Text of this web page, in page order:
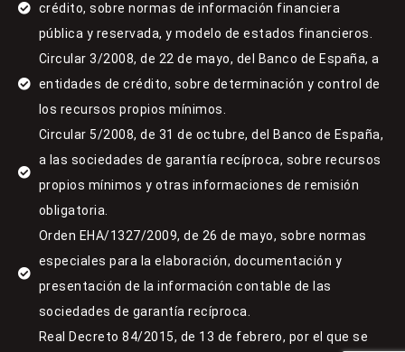
crédito, sobre normas de información financiera
pública y reservada, y modelo de estados financieros.
Circular 3/2008, de 22 de mayo, del Banco de España, a
entidades de crédito, sobre determinación y control de
los recursos propios mínimos.
Circular 5/2008, de 31 de octubre, del Banco de España,
a las sociedades de garantía recíproca, sobre recursos
propios mínimos y otras informaciones de remisión
obligatoria.
Orden EHA/1327/2009, de 26 de mayo, sobre normas
especiales para la elaboración, documentación y
presentación de la información contable de las
sociedades de garantía recíproca.
Real Decreto 84/2015, de 13 de febrero, por el que se